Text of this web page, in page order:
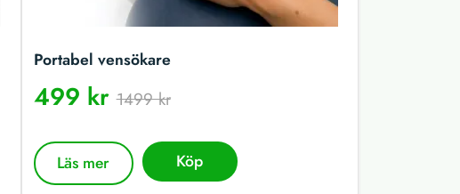
Portabel vensökare
499 kr1499 kr
Läs mer Köp